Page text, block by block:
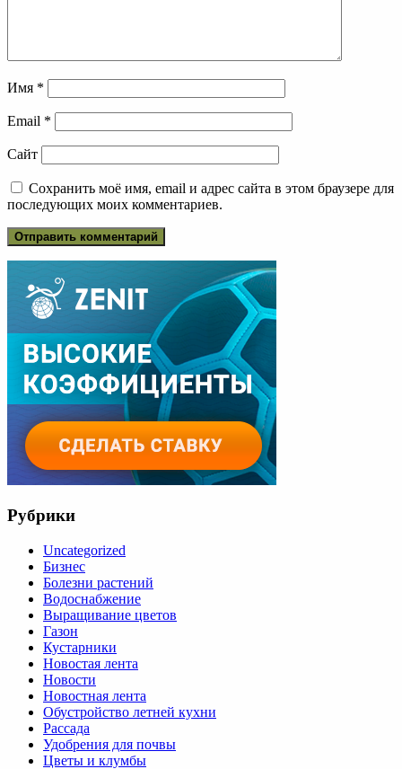
Имя *
Email *
Сайт
Сохранить моё имя, email и адрес сайта в этом браузере для
последующих моих комментариев.
Рубрики
Uncategorized
Бизнес
Болезни растений
Водоснабжение
Выращивание цветов
Газон
Кустарники
Новостая лента
Новости
Новостная лента
Обустройство летней кухни
Рассада
Удобрения для почвы
Цветы и клумбы